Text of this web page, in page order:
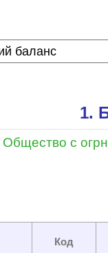
1.
Общество с
Код